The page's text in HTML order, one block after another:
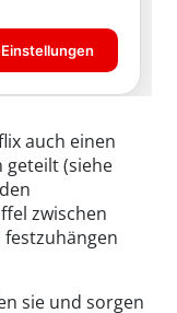
auch einen
geteilt (siehe
zwischen
sie und sorgen